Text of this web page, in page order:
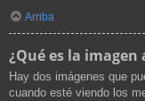
Arriba
¿Qué es la
Hay dos imágenes que
cuando esté viendo los